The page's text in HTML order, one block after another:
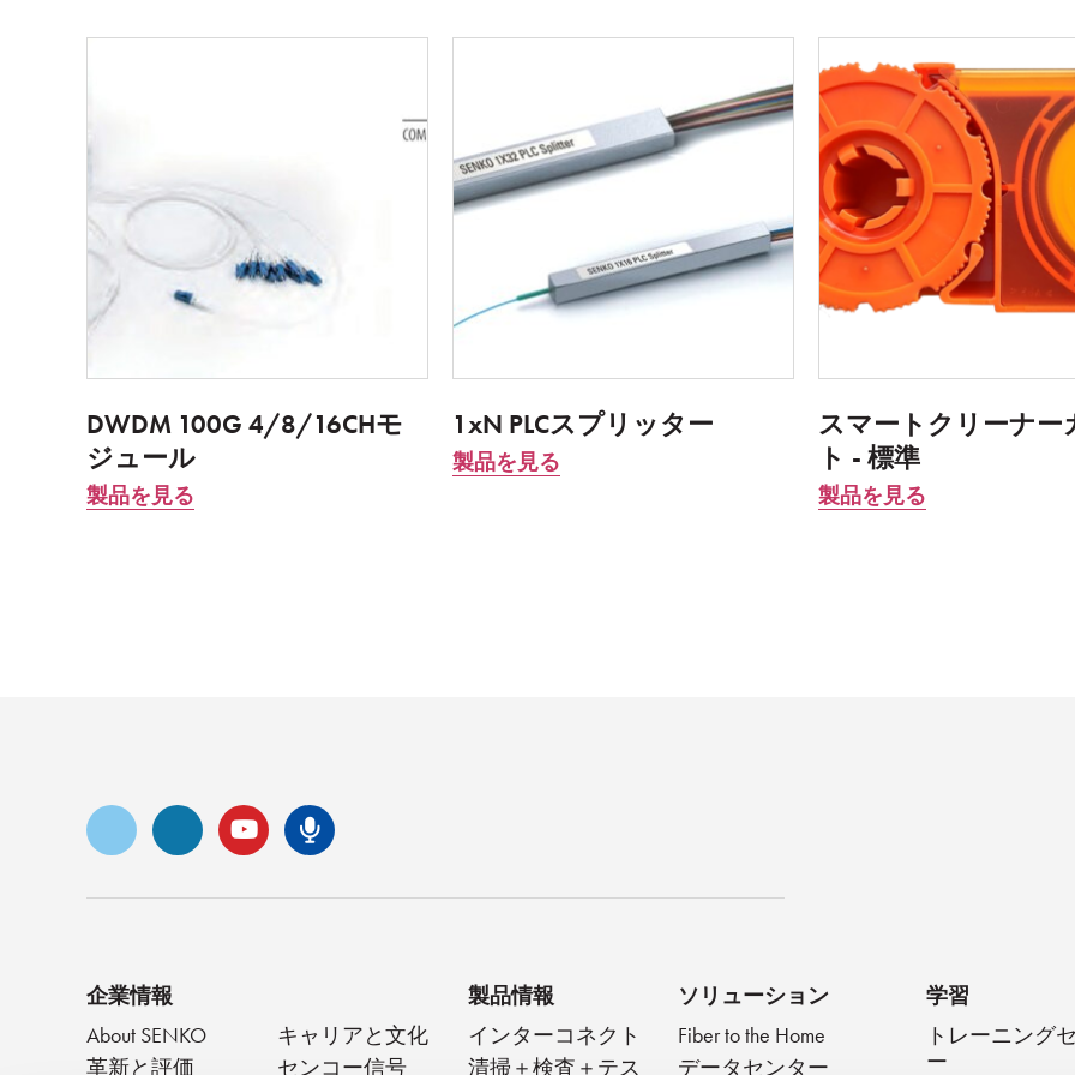
DWDM 100G 4/8/16CHモ
ジュール
製品を見る
1xN PLCスプリッター
製品を見る
スマートクリーナー
ト - 標準
製品を見る
ビメオ LinkedInユーチューブ
センコ・ポッドキャスト
企業情報
About SENKO
キャリアと文化
革新と評価
センコー信号
製品情報
インターコネクト
清掃＋検査＋テス
ソリューション
Fiber to the Home
データセンター
学習
トレーニング
ー